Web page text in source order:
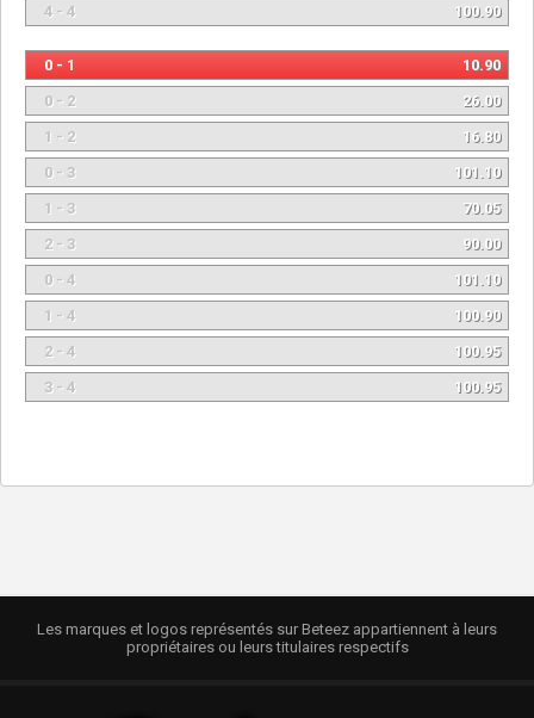
4 - 4
100.90
0 - 1
10.90
0 - 2
26.00
1 - 2
16.80
0 - 3
101.10
1 - 3
70.05
2 - 3
90.00
0 - 4
101.10
1 - 4
100.90
2 - 4
100.95
3 - 4
100.95
Les marques et logos représentés sur Beteez appartiennent à leurs
propriétaires ou leurs titulaires respectifs